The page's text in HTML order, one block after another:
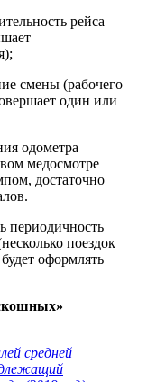
рейса
смены (рабочего
один или
одометра
медосмотре
достаточно
периодичность
поездок
оформлять
средней